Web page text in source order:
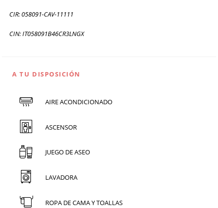
CIR: 058091-CAV-11111
CIN: IT058091B46CR3LNGX
A TU DISPOSICIÓN
AIRE ACONDICIONADO
ASCENSOR
JUEGO DE ASEO
LAVADORA
ROPA DE CAMA Y TOALLAS